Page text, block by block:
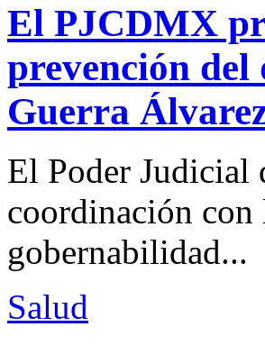
El PJCDMX
prevención del
Guerra
El Poder Judicial
coordinación con
gobernabilidad...
Salud